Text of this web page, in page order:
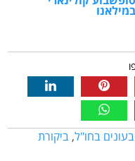
במילאנו
בחו"ל, ביקורת